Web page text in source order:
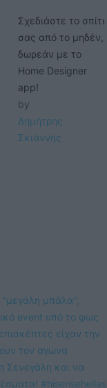
Σχεδιάστε το σπίτι
σας από το μηδέν,
δωρεάν με το
Home Designer
app!
by
Δημήτρης
Σκιάννης